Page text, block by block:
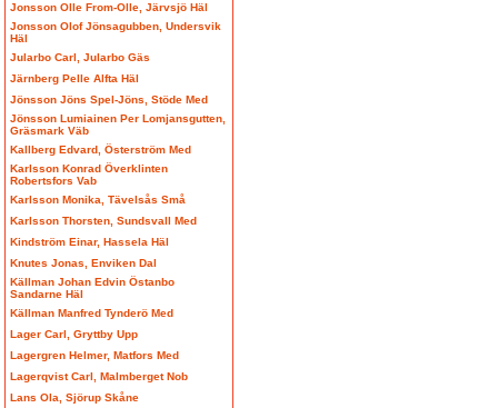
Jonsson Olle From-Olle, Järvsjö Häl
Jonsson Olof Jönsagubben, Undersvik
Häl
Jularbo Carl, Jularbo Gäs
Järnberg Pelle Alfta Häl
Jönsson Jöns Spel-Jöns, Stöde Med
Jönsson Lumiainen Per Lomjansgutten,
Gräsmark Väb
Kallberg Edvard, Österström Med
Karlsson Konrad Överklinten
Robertsfors Vab
Karlsson Monika, Tävelsås Små
Karlsson Thorsten, Sundsvall Med
Kindström Einar, Hassela Häl
Knutes Jonas, Enviken Dal
Källman Johan Edvin Östanbo
Sandarne Häl
Källman Manfred Tynderö Med
Lager Carl, Gryttby Upp
Lagergren Helmer, Matfors Med
Lagerqvist Carl, Malmberget Nob
Lans Ola, Sjörup Skåne